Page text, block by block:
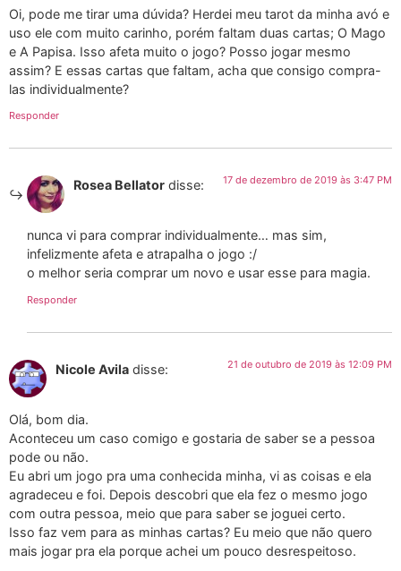
Oi, pode me tirar uma dúvida? Herdei meu tarot da minha avó e
uso ele com muito carinho, porém faltam duas cartas; O Mago
e A Papisa. Isso afeta muito o jogo? Posso jogar mesmo
assim? E essas cartas que faltam, acha que consigo compra-
las individualmente?
Responder
Rosea Bellator disse: 17 de dezembro de 2019 às 3:47 PM
nunca vi para comprar individualmente… mas sim,
infelizmente afeta e atrapalha o jogo :/
o melhor seria comprar um novo e usar esse para magia.
Responder
Nicole Avila disse: 21 de outubro de 2019 às 12:09 PM
Olá, bom dia.
Aconteceu um caso comigo e gostaria de saber se a pessoa
pode ou não.
Eu abri um jogo pra uma conhecida minha, vi as coisas e ela
agradeceu e foi. Depois descobri que ela fez o mesmo jogo
com outra pessoa, meio que para saber se joguei certo.
Isso faz vem para as minhas cartas? Eu meio que não quero
mais jogar pra ela porque achei um pouco desrespeitoso.